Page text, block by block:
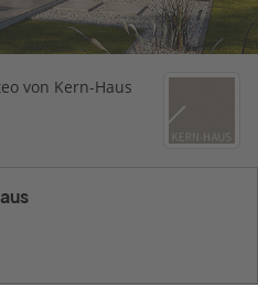
von Kern-Haus